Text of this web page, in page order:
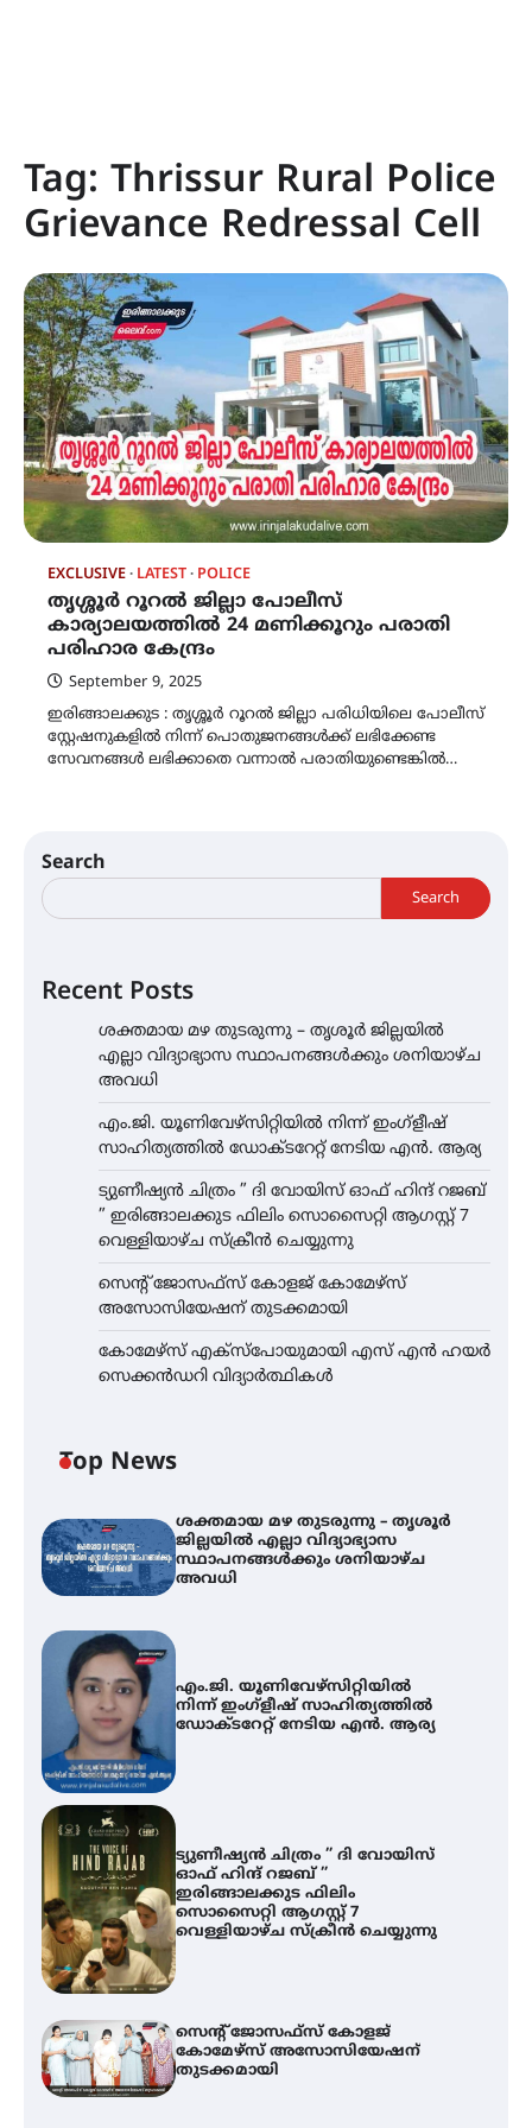
Tag: Thrissur Rural Police
Grievance Redressal Cell
EXCLUSIVE LATEST POLICE
തൃശ്ശൂർ റൂറൽ ജില്ലാ പോലീസ്
കാര്യാലയത്തിൽ 24 മണിക്കൂറും പരാതി
പരിഹാര കേന്ദ്രം
September 9, 2025
ഇരിങ്ങാലക്കുട : തൃശ്ശൂർ റൂറൽ ജില്ലാ പരിധിയിലെ പോലീസ്
സ്റ്റേഷനുകളിൽ നിന്ന് പൊതുജനങ്ങൾക്ക് ലഭിക്കേണ്ട
സേവനങ്ങൾ ലഭിക്കാതെ വന്നാൽ പരാതിയുണ്ടെങ്കിൽ…
Search
Search
Recent Posts
ശക്തമായ മഴ തുടരുന്നു – തൃശൂർ ജില്ലയിൽ
എല്ലാ വിദ്യാഭ്യാസ സ്ഥാപനങ്ങൾക്കും ശനിയാഴ്ച
അവധി
എം.ജി. യൂണിവേഴ്‌സിറ്റിയിൽ നിന്ന് ഇംഗ്ളീഷ്
സാഹിത്യത്തിൽ ഡോക്ടറേറ്റ് നേടിയ എൻ. ആര്യ
ട്യുണീഷ്യൻ ചിത്രം ” ദി വോയിസ് ഓഫ് ഹിന്ദ് റജബ്
” ഇരിങ്ങാലക്കുട ഫിലിം സൊസൈറ്റി ആഗസ്റ്റ് 7
വെള്ളിയാഴ്ച സ്‌ക്രീൻ ചെയ്യുന്നു
സെന്റ് ജോസഫ്സ് കോളജ് കോമേഴ്‌സ്
അസോസിയേഷന് തുടക്കമായി
കോമേഴ്സ് എക്സ്പോയുമായി എസ് എൻ ഹയർ
സെക്കൻഡറി വിദ്യാർത്ഥികൾ
Top News
ശക്തമായ മഴ തുടരുന്നു – തൃശൂർ
ജില്ലയിൽ എല്ലാ വിദ്യാഭ്യാസ
സ്ഥാപനങ്ങൾക്കും ശനിയാഴ്ച
അവധി
എം.ജി. യൂണിവേഴ്‌സിറ്റിയിൽ
നിന്ന് ഇംഗ്ളീഷ് സാഹിത്യത്തിൽ
ഡോക്ടറേറ്റ് നേടിയ എൻ. ആര്യ
ട്യുണീഷ്യൻ ചിത്രം ” ദി വോയിസ്
ഓഫ് ഹിന്ദ് റജബ് ”
ഇരിങ്ങാലക്കുട ഫിലിം
സൊസൈറ്റി ആഗസ്റ്റ് 7
വെള്ളിയാഴ്ച സ്‌ക്രീൻ ചെയ്യുന്നു
സെന്റ് ജോസഫ്സ് കോളജ്
കോമേഴ്‌സ് അസോസിയേഷന്
തുടക്കമായി